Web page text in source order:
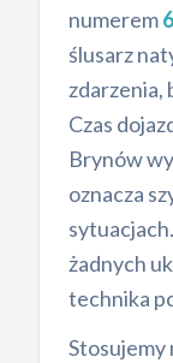
numerem
ślusarz
zdarzenia,
Czas
Brynów
oznacza
żadnych
technika